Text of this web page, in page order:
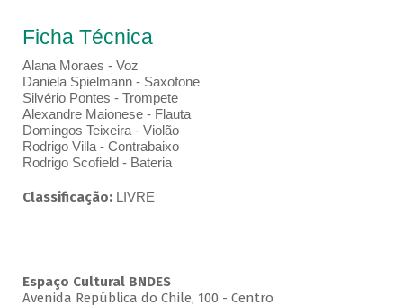
Ficha Técnica
Alana Moraes - Voz
Daniela Spielmann - Saxofone
Silvério Pontes - Trompete
Alexandre Maionese - Flauta
Domingos Teixeira - Violão
Rodrigo Villa - Contrabaixo
Rodrigo Scofield - Bateria
Classificação: LIVRE
Espaço Cultural BNDES
Avenida República do Chile, 100 - Centro